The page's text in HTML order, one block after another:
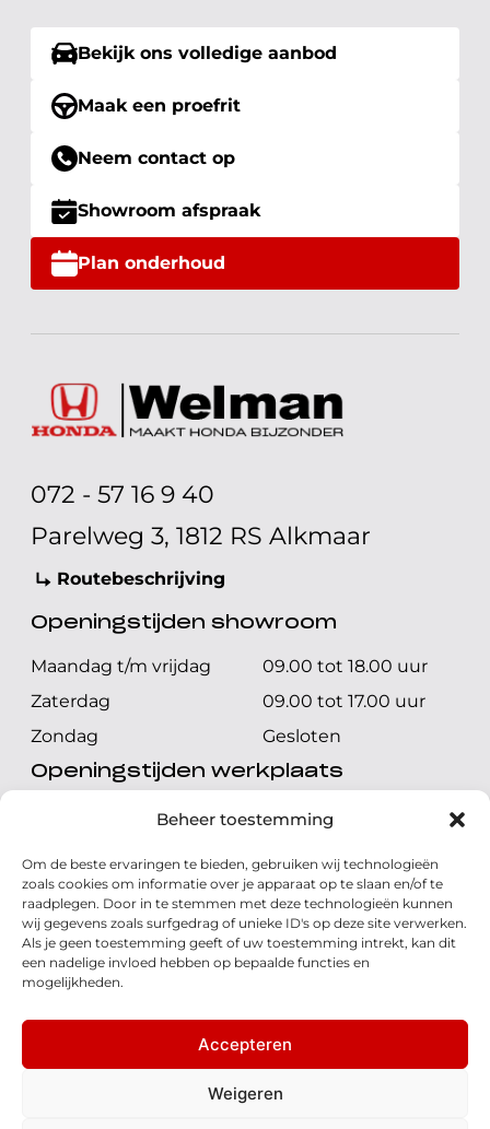
Beheer toestemming
Om de beste ervaringen te bieden, gebruiken wij technologieën
zoals cookies om informatie over je apparaat op te slaan en/of te
raadplegen. Door in te stemmen met deze technologieën kunnen
wij gegevens zoals surfgedrag of unieke ID's op deze site verwerken.
Als je geen toestemming geeft of uw toestemming intrekt, kan dit
een nadelige invloed hebben op bepaalde functies en
mogelijkheden.
Accepteren
Weigeren
Bekijk ons volledige aanbod
Maak een proefrit
Neem contact op
Showroom afspraak
Plan onderhoud
072 - 57 16 9 40
Parelweg 3, 1812 RS Alkmaar
Routebeschrijving
Openingstijden showroom
Maandag t/m vrijdag
09.00 tot 18.00 uur
Zaterdag
09.00 tot 17.00 uur
Zondag
Gesloten
Openingstijden werkplaats
Maandag t/m vrijdag
08.00 tot 17.00 uur
Zondag
Gesloten
Volg ons
© 2026 - Honda Welman